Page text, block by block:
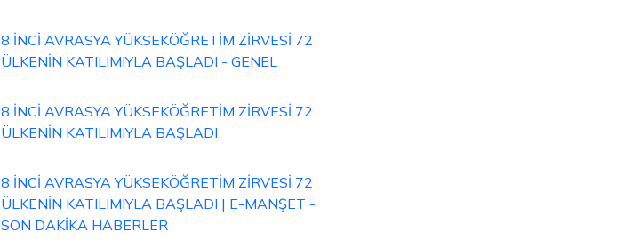
8 İNCİ AVRASYA YÜKSEKÖĞRETİM ZİRVESİ 72
ÜLKENİN KATILIMIYLA BAŞLADI - GENEL
8 İNCİ AVRASYA YÜKSEKÖĞRETİM ZİRVESİ 72
ÜLKENİN KATILIMIYLA BAŞLADI
8 İNCİ AVRASYA YÜKSEKÖĞRETİM ZİRVESİ 72
ÜLKENİN KATILIMIYLA BAŞLADI | E-MANŞET -
SON DAKİKA HABERLER